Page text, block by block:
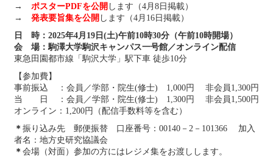
→ ポスターPDFを公開 します（4月8日掲載）
→ 発表要旨集を公開 します（4月16日掲載）
日 時：2025年4月19日(土)午前10時30分（午前10時開場）
会 場：駒澤大学駒沢キャンパス一号館／オンライン配信
東急田園都市線「駒沢大学」駅下車 徒歩10分
【参加費】
事前振込 ：会員／学部・院生(修士) 1,000円 非会員1,300円
当 日 ：会員／学部・院生(修士) 1,300円 非会員1,500円
オンライン：1,200円（配信手数料等を含む）
＊ 振り込み先 郵便振替 口座番号：00140－2－101366 加入
者名：地方史研究協議会
＊ 会場（対面）参加の方にはレジメ集をお渡しします。